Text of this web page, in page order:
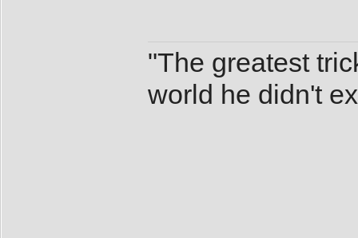
"The greatest
world he didn't